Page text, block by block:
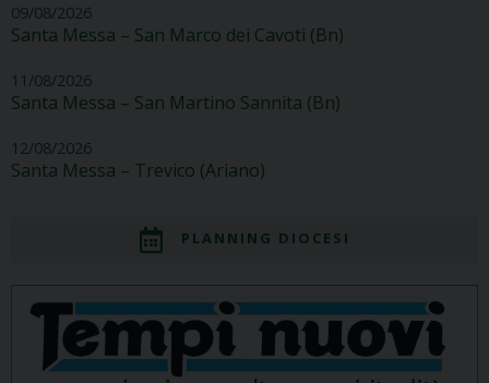
09/08/2026
Santa Messa – San Marco dei Cavoti (Bn)
11/08/2026
Santa Messa – San Martino Sannita (Bn)
12/08/2026
Santa Messa – Trevico (Ariano)
PLANNING DIOCESI